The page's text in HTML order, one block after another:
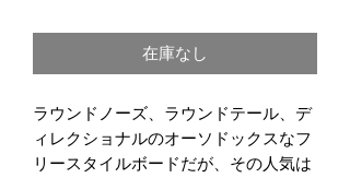
在庫なし
ラウンドノーズ、ラウンドテール、デ
ィレクショナルのオーソドックスなフ
リースタイルボードだが、その人気は